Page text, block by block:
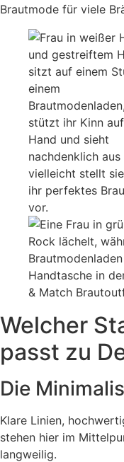
Brautmode für viele
Welcher
passt zu
Die
Klare Linien,
stehen hier im
langweilig.